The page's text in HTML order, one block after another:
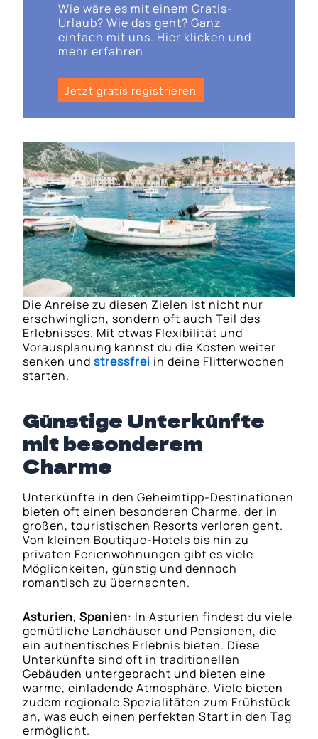
Wie wäre es mit einem Gratis-
Urlaub? Wie das geht? Ganz
einfach mit uns. Hier klicken und
mehr erfahren
Jetzt gratis registrieren
Die Anreise zu diesen Zielen ist nicht nur
erschwinglich, sondern oft auch Teil des
Erlebnisses. Mit etwas Flexibilität und
Vorausplanung kannst du die Kosten weiter
senken undstressfrei in deine Flitterwochen
starten.
Günstige Unterkünfte
mit besonderem
Charme
Unterkünfte in den Geheimtipp-Destinationen
bieten oft einen besonderen Charme, der in
großen, touristischen Resorts verloren geht.
Von kleinen Boutique-Hotels bis hin zu
privaten Ferienwohnungen gibt es viele
Möglichkeiten, günstig und dennoch
romantisch zu übernachten.
Asturien, Spanien: In Asturien findest du viele
gemütliche Landhäuser und Pensionen, die
ein authentisches Erlebnis bieten. Diese
Unterkünfte sind oft in traditionellen
Gebäuden untergebracht und bieten eine
warme, einladende Atmosphäre. Viele bieten
zudem regionale Spezialitäten zum Frühstück
an, was euch einen perfekten Start in den Tag
ermöglicht.